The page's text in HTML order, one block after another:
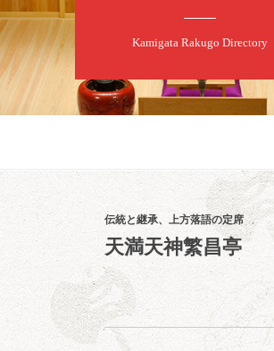
Kamigata Rakugo Directory
伝統と継承、上方落語の定席
天満天神繁昌亭